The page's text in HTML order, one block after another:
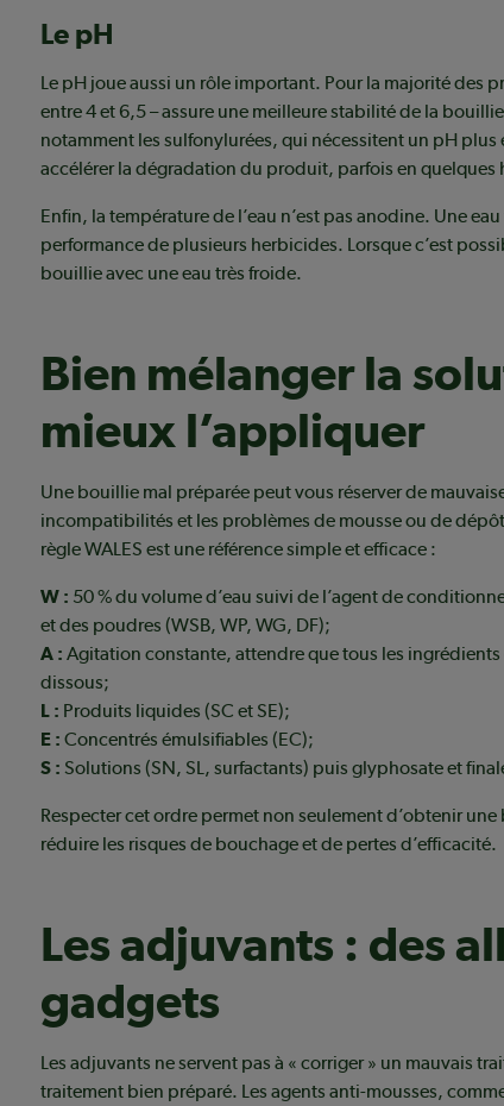
Le pH
Le pH joue aussi un rôle important. Pour la majorité des
entre 4 et 6,5 – assure une meilleure stabilité de la
notamment les sulfonylurées, qui nécessitent un pH
accélérer la dégradation du produit, parfois en quelques
Enfin, la température de l’eau n’est pas anodine. Une
performance de plusieurs herbicides. Lorsque c’est
bouillie avec une eau très froide.
Bien mélanger la
mieux l’appliquer
Une bouillie mal préparée peut vous réserver de
incompatibilités et les problèmes de mousse ou de
règle WALES est une référence simple et efficace :
W : 50 % du volume d’eau suivi de l’agent de
et des poudres (WSB, WP, WG, DF);
A : Agitation constante, attendre que tous les
dissous;
L : Produits liquides (SC et SE);
E : Concentrés émulsifiables (EC);
S : Solutions (SN, SL, surfactants) puis glyphosate et
Respecter cet ordre permet non seulement d’obtenir
réduire les risques de bouchage et de pertes d’efficacité.
Les adjuvants : des
gadgets
Les adjuvants ne servent pas à « corriger » un mauvais
traitement bien préparé. Les agents anti-mousses,